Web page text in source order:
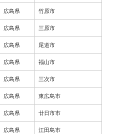
広島県 竹原市
広島県 三原市
広島県 尾道市
広島県 福山市
広島県 三次市
広島県 東広島市
広島県 廿日市市
広島県 江田島市